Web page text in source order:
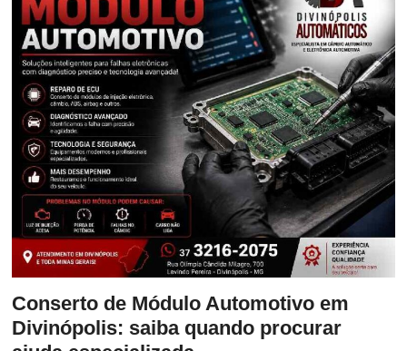
t
o
n
Conserto de Módulo Automotivo em
Divinópolis: saiba quando procurar